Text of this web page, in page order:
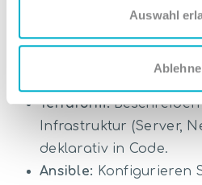
Auswahl
Klick verfügbar ist, auch
werden kann. Dies
"Infrastructure as Code"
Terraform:Beschreiben
Infrastruktur (Server,
deklarativ in Code.
Ansible: Konfigurieren